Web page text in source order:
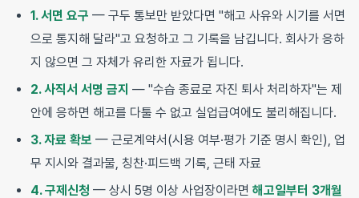
1. 서면 요구 — 구두 통보만 받았다면 "해고 사유와 시기를 서면
으로 통지해 달라"고 요청하고 그 기록을 남깁니다. 회사가 응하
지 않으면 그 자체가 유리한 자료가 됩니다.
2. 사직서 서명 금지 — "수습 종료로 자진 퇴사 처리하자"는 제
안에 응하면 해고를 다툴 수 없고 실업급여에도 불리해집니다.
3. 자료 확보 — 근로계약서(시용 여부·평가 기준 명시 확인), 업
무 지시와 결과물, 칭찬·피드백 기록, 근태 자료
4. 구제신청 — 상시 5명 이상 사업장이라면 해고일부터 3개월